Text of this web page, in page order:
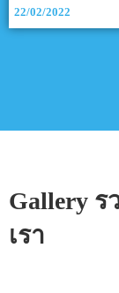
22/02/2022
Gallery
เรา